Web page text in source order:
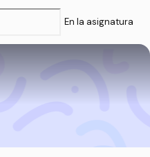
En la asignatura